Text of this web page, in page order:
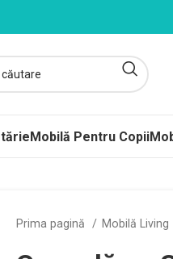
Mobilă Pentru Copii
Prima pagină Mobilă Living